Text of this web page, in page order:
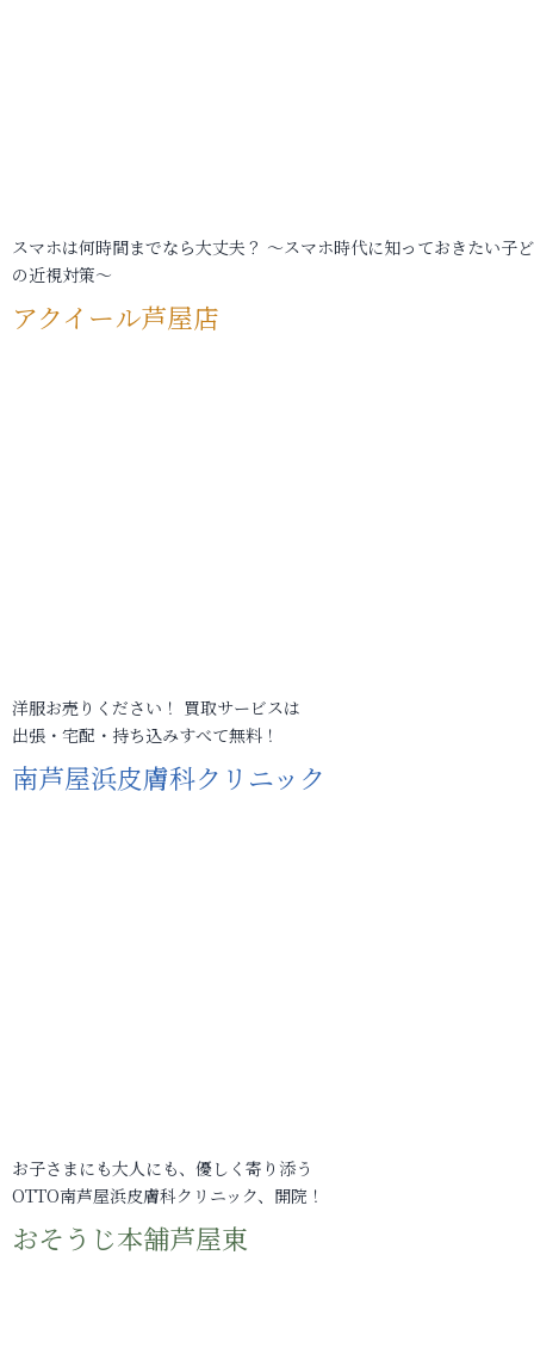
スマホは何時間までなら大丈夫？ ～スマホ時代に知っておきたい子
の近視対策～
アクイール芦屋店
洋服お売りください！ 買取サービスは
出張・宅配・持ち込みすべて無料！
南芦屋浜皮膚科クリニック
お子さまにも大人にも、優しく寄り添う
OTTO南芦屋浜皮膚科クリニック、開院！
おそうじ本舗芦屋東